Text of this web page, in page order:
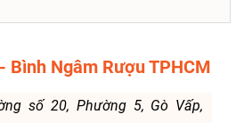
Bình Ngâm Rượu TPHCM
số 20, Phường 5, Gò Vấp,